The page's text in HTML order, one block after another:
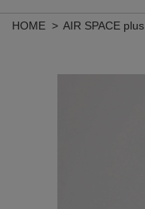
HOME AIR SPACE plus